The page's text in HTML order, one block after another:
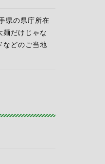
県の県庁所在
麺だけじゃな
などのご当地